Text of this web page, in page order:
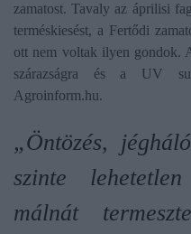
zamatost. Tavaly az áprilisi
terméskiesést, a Fertődi
ott nem voltak ilyen gondok.
szárazságra és a UV
Agroinform.hu.
„Öntözés,
szinte
málnát